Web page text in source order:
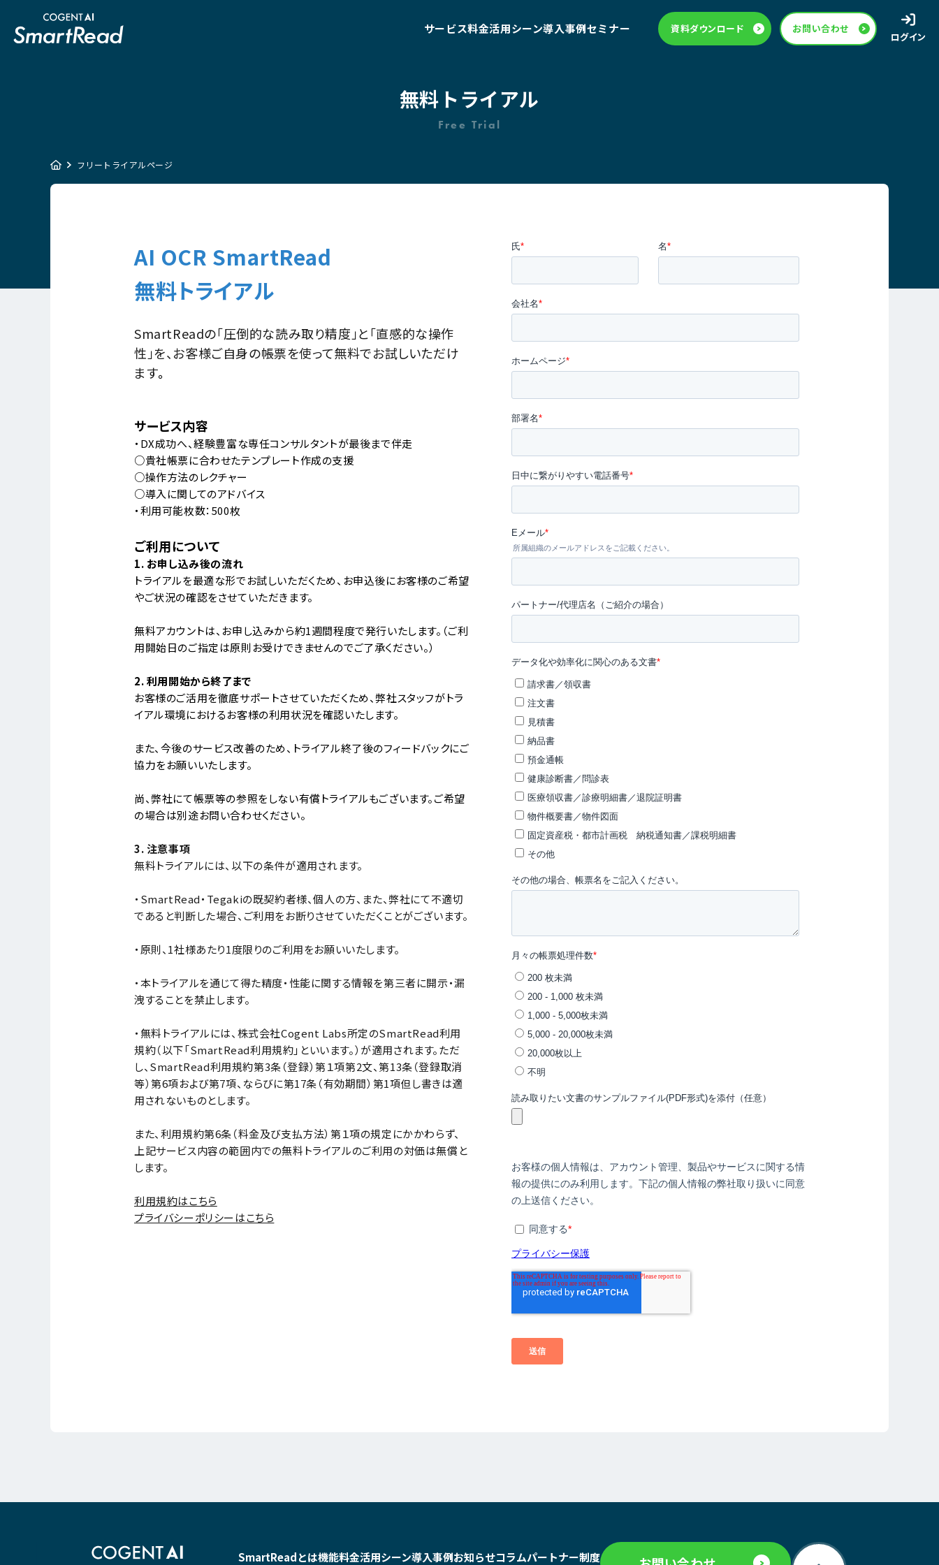
サービス料金活用シーン導入事例セミナー 資料ダウンロード お問い合わせ
ログイン
無料トライアル
Free Trial
フリートライアルページ
AI OCR SmartRead
無料トライアル
SmartReadの「圧倒的な読み取り精度」と「直感的な操作
性」を、お客様ご自身の帳票を使って無料でお試しいただけ
ます。
サービス内容
・DX成功へ、経験豊富な専任コンサルタントが最後まで伴走
○貴社帳票に合わせたテンプレート作成の支援
○操作方法のレクチャー
○導入に関してのアドバイス
・利用可能枚数：500枚
ご利用について
1. お申し込み後の流れ
トライアルを最適な形でお試しいただくため、お申込後にお客様のご希望
やご状況の確認をさせていただきます。
無料アカウントは、お申し込みから約1週間程度で発行いたします。（ご利
用開始日のご指定は原則お受けできませんのでご了承ください。）
2. 利用開始から終了まで
お客様のご活用を徹底サポートさせていただくため、弊社スタッフがトラ
イアル環境におけるお客様の利用状況を確認いたします。
また、今後のサービス改善のため、トライアル終了後のフィードバックにご
協力をお願いいたします。
尚、弊社にて帳票等の参照をしない有償トライアルもございます。ご希望
の場合は別途お問い合わせください。
3. 注意事項
無料トライアルには、以下の条件が適用されます。
・SmartRead・Tegakiの既契約者様、個人の方、また、弊社にて不適切
であると判断した場合、ご利用をお断りさせていただくことがございます。
・原則、1社様あたり1度限りのご利用をお願いいたします。
・本トライアルを通じて得た精度・性能に関する情報を第三者に開示・漏
洩することを禁止します。
・無料トライアルには、株式会社Cogent Labs所定のSmartRead利用
規約（以下「SmartRead利用規約」といいます。）が適用されます。ただ
し、SmartRead利用規約第3条（登録）第１項第2文、第13条（登録取消
等）第6項および第7項、ならびに第17条（有効期間）第1項但し書きは適
用されないものとします。
また、利用規約第6条（料金及び支払方法）第１項の規定にかかわらず、
上記サービス内容の範囲内での無料トライアルのご利用の対価は無償と
します。
利用規約はこちら
プライバシーポリシーはこちら
SmartReadとは機能料金活用シーン導入事例お知らせコラムパートナー制度